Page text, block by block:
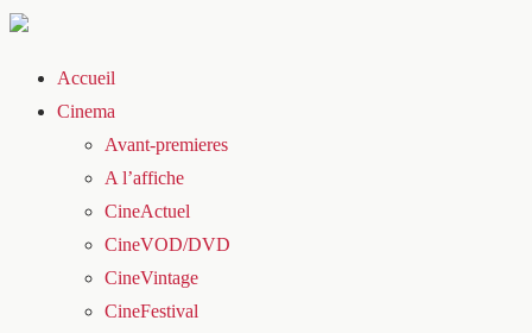
Accueil
Cinema
Avant-premieres
A l’affiche
CineActuel
CineVOD/DVD
CineVintage
CineFestival